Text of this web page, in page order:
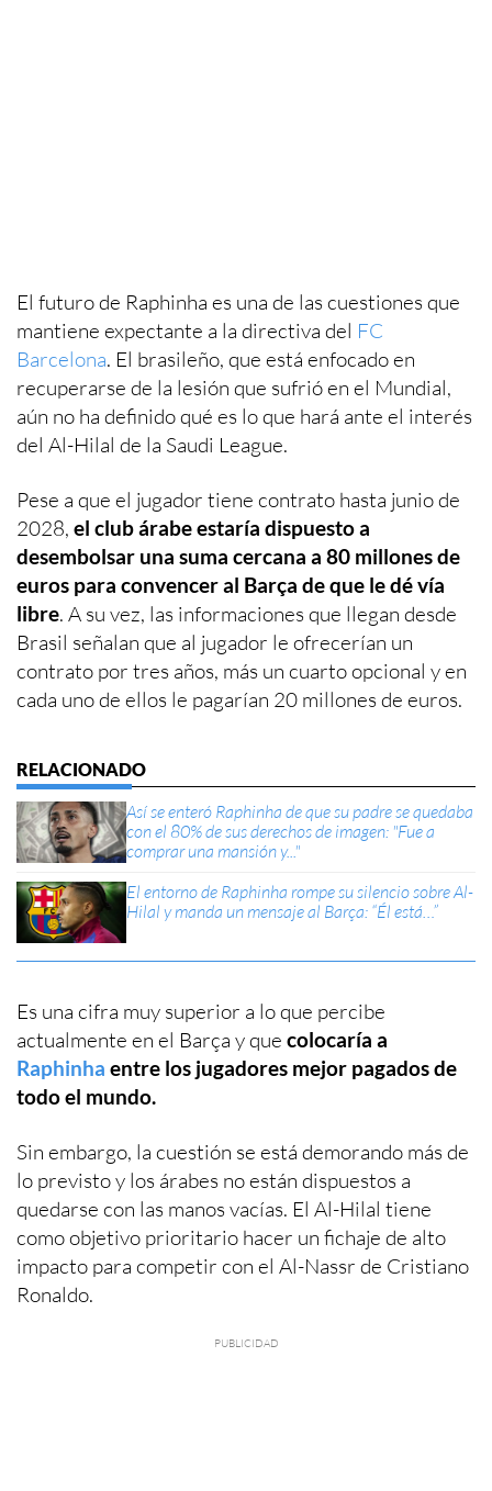
El futuro de Raphinha es una de las cuestiones que
mantiene expectante a la directiva del FC
Barcelona. El brasileño, que está enfocado en
recuperarse de la lesión que sufrió en el Mundial,
aún no ha definido qué es lo que hará ante el interés
del Al-Hilal de la Saudi League.
Pese a que el jugador tiene contrato hasta junio de
2028, el club árabe estaría dispuesto a
desembolsar una suma cercana a 80 millones de
euros para convencer al Barça de que le dé vía
libre. A su vez, las informaciones que llegan desde
Brasil señalan que al jugador le ofrecerían un
contrato por tres años, más un cuarto opcional y en
cada uno de ellos le pagarían 20 millones de euros.
Así se enteró Raphinha de que su padre se quedaba
con el 80% de sus derechos de imagen: "Fue a
comprar una mansión y..."
El entorno de Raphinha rompe su silencio sobre Al-
Hilal y manda un mensaje al Barça: “Él está…”
Es una cifra muy superior a lo que percibe
actualmente en el Barça y que colocaría a
Raphinha entre los jugadores mejor pagados de
todo el mundo.
Sin embargo, la cuestión se está demorando más de
lo previsto y los árabes no están dispuestos a
quedarse con las manos vacías. El Al-Hilal tiene
como objetivo prioritario hacer un fichaje de alto
impacto para competir con el Al-Nassr de Cristiano
Ronaldo.